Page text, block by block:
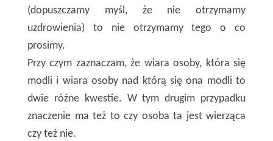
(dopuszczamy myśl, że nie otrzymamy
uzdrowienia) to nie otrzymamy tego o co
prosimy.
Przy czym zaznaczam, że wiara osoby, która się
modli i wiara osoby nad którą się ona modli to
dwie różne kwestie. W tym drugim przypadku
znaczenie ma też to czy osoba ta jest wierząca
czy też nie.